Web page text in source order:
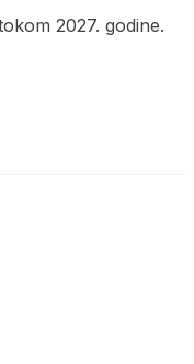
2027. godine.